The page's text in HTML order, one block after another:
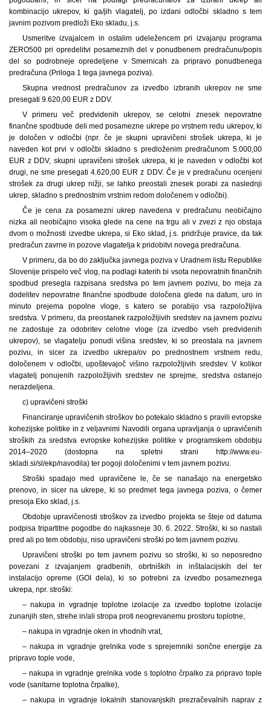
kombinacijo ukrepov, ki ga/jih vlagatelj, po izdani odločbi skladno s tem
javnim pozivom predloži Eko skladu, j.s.
Usmeritve izvajalcem in ostalim udeležencem pri izvajanju programa
ZERO500 pri opredelitvi posameznih del v ponudbenem predračunu/popis
del so podrobneje opredeljene v Smernicah za pripravo ponudbenega
predračuna (Priloga 1 tega javnega poziva).
Skupna vrednost predračunov za izvedbo izbranih ukrepov ne sme
presegati 9.620,00 EUR z DDV.
V primeru več predvidenih ukrepov, se celotni znesek nepovratne
finančne spodbude deli med posamezne ukrepe po vrstnem redu ukrepov, ki
je določen v odločbi (npr. če je skupni upravičeni strošek ukrepa, ki je
naveden kot prvi v odločbi skladno s predloženim predračunom 5.000,00
EUR z DDV, skupni upravičeni strošek ukrepa, ki je naveden v odločbi kot
drugi, ne sme presegati 4.620,00 EUR z DDV. Če je v predračunu ocenjeni
strošek za drugi ukrep nižji, se lahko preostali znesek porabi za naslednji
ukrep, skladno s prednostnim vrstnim redom določenem v odločbi).
Če je cena za posamezni ukrep navedena v predračunu neobičajno
nizka ali neobičajno visoka glede na cene na trgu ali v zvezi z njo obstaja
dvom o možnosti izvedbe ukrepa, si Eko sklad, j.s. pridržuje pravice, da tak
predračun zavrne in pozove vlagatelja k pridobitvi novega predračuna.
V primeru, da bo do zaključka javnega poziva v Uradnem listu Republike
Slovenije prispelo več vlog, na podlagi katerih bi vsota nepovratnih finančnih
spodbud presegla razpisana sredstva po tem javnem pozivu, bo meja za
dodelitev nepovratne finančne spodbude določena glede na datum, uro in
minuto prejema popolne vloge, s katero se porabijo vsa razpoložljiva
sredstva. V primeru, da preostanek razpoložljivih sredstev na javnem pozivu
ne zadostuje za odobritev celotne vloge (za izvedbo vseh predvidenih
ukrepov), se vlagatelju ponudi višina sredstev, ki so preostala na javnem
pozivu, in sicer za izvedbo ukrepa/ov po prednostnem vrstnem redu,
določenem v odločbi, upoštevajoč višino razpoložljivih sredstev. V kolikor
vlagatelj ponujenih razpoložljivih sredstev ne sprejme, sredstva ostanejo
nerazdeljena.
c) upravičeni stroški
Financiranje upravičenih stroškov bo potekalo skladno s pravili evropske
kohezijske politike in z veljavnimi Navodili organa upravljanja o upravičenih
stroških za sredstva evropske kohezijske politike v programskem obdobju
2014–2020 (dostopna na spletni strani http://www.eu-
skladi.si/sl/ekp/navodila) ter pogoji določenimi v tem javnem pozivu.
Stroški spadajo med upravičene le, če se nanašajo na energetsko
prenovo, in sicer na ukrepe, ki so predmet tega javnega poziva, o čemer
presoja Eko sklad, j.s.
Obdobje upravičenosti stroškov za izvedbo projekta se šteje od datuma
podpisa tripartitne pogodbe do najkasneje 30. 6. 2022. Stroški, ki so nastali
pred ali po tem obdobju, niso upravičeni stroški po tem javnem pozivu.
Upravičeni stroški po tem javnem pozivu so stroški, ki so neposredno
povezani z izvajanjem gradbenih, obrtniških in inštalacijskih del ter
instalacijo opreme (GOI dela), ki so potrebni za izvedbo posameznega
ukrepa, npr. stroški:
– nakupa in vgradnje toplotne izolacije za izvedbo toplotne izolacije
zunanjih sten, strehe in/ali stropa proti neogrevanemu prostoru toplotne,
– nakupa in vgradnje oken in vhodnih vrat,
– nakupa in vgradnje grelnika vode s sprejemniki sončne energije za
pripravo tople vode,
– nakupa in vgradnje grelnika vode s toplotno črpalko za pripravo tople
vode (sanitarne toplotna črpalke),
– nakupa in vgradnje lokalnih stanovanjskih prezračevalnih naprav z